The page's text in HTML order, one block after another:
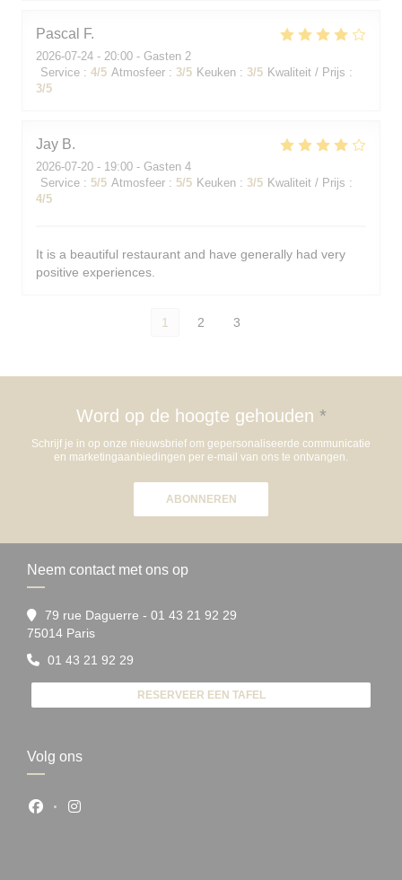
Pascal F
2026-07-24 - 20:00 - Gasten 2
Service : 4/5 Atmosfeer : 3/5 Keuken : 3/5 Kwaliteit / Prijs :
3/5
Jay B
2026-07-20 - 19:00 - Gasten 4
Service : 5/5 Atmosfeer : 5/5 Keuken : 3/5 Kwaliteit / Prijs :
4/5
It is a beautiful restaurant and have generally had very
positive experiences.
1 2 3
Word op de hoogte gehouden *
Schrijf je in op onze nieuwsbrief om gepersonaliseerde communicatie
en marketingaanbiedingen per e-mail van ons te ontvangen.
ABONNEREN
Neem contact met ons op
79 rue Daguerre - 01 43 21 92 29
75014 Paris((opent in een nieuw venster))
01 43 21 92 29
RESERVEER EEN TAFEL
Volg ons
Facebook ((opent in een nieuw venster))
Instagram ((opent in een nieuw venster))